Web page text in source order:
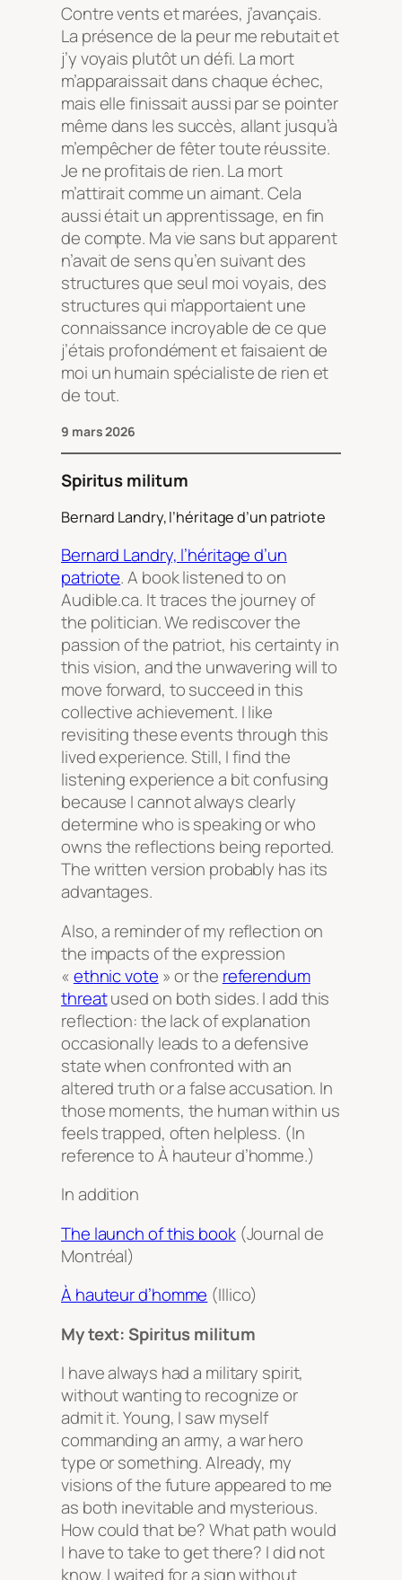
Contre vents et marées, j’avançais.
La présence de la peur me rebutait et
j’y voyais plutôt un défi. La mort
m’apparaissait dans chaque échec,
mais elle finissait aussi par se pointer
même dans les succès, allant jusqu’à
m’empêcher de fêter toute réussite.
Je ne profitais de rien. La mort
m’attirait comme un aimant. Cela
aussi était un apprentissage, en fin
de compte. Ma vie sans but apparent
n’avait de sens qu’en suivant des
structures que seul moi voyais, des
structures qui m’apportaient une
connaissance incroyable de ce que
j’étais profondément et faisaient de
moi un humain spécialiste de rien et
de tout.
9 mars 2026
Spiritus militum
Bernard Landry, l’héritage d’un patriote
Bernard Landry, l’héritage d’un
patriote. A book listened to on
Audible.ca. It traces the journey of
the politician. We rediscover the
passion of the patriot, his certainty in
this vision, and the unwavering will to
move forward, to succeed in this
collective achievement. I like
revisiting these events through this
lived experience. Still, I find the
listening experience a bit confusing
because I cannot always clearly
determine who is speaking or who
owns the reflections being reported.
The written version probably has its
advantages.
Also, a reminder of my reflection on
the impacts of the expression
« ethnic vote » or the referendum
threatused on both sides. I add this
reflection: the lack of explanation
occasionally leads to a defensive
state when confronted with an
altered truth or a false accusation. In
those moments, the human within us
feels trapped, often helpless. (In
reference toÀ hauteur d’homme.)
In addition
The launch of this book(Journal de
Montréal)
À hauteur d’homme (Illico)
My text: Spiritus militum
I have always had a military spirit,
without wanting to recognize or
admit it. Young, I saw myself
commanding an army, a war hero
type or something. Already, my
visions of the future appeared to me
as both inevitable and mysterious.
How could that be? What path would
I have to take to get there? I did not
know. I waited for a sign without